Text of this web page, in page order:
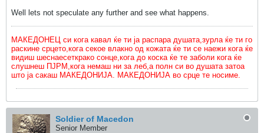
Well lets not speculate any further and see what happens.
МАКЕДОНЕЦ си кога кавал ќе ти ја распара душата,зурла ќе ти го
раскине срцето,кога секое влакно од кожата ќе ти се наежи кога ќе
видиш шеснаесеткрако сонце,кога до коска ќе те заболи кога ќе
слушнеш ПЈРМ,кога немаш ни за леб,а полн си во душата затоа
што ја сакаш МАКЕДОНИЈА. МАКЕДОНИЈА во срце те носиме.
Soldier of Macedon
Senior Member